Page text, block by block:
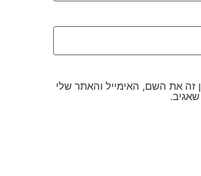
זה את השם, האימייל והאתר שלי